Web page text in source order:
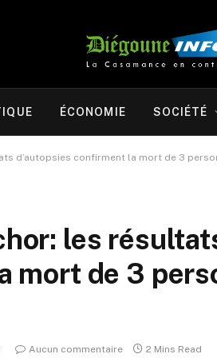
ÉCONOMIE SOCIÉTÉ
d’autopsies confirment la mort de 3
les
mort de 3
Aucun commentaire 2 Mins Read